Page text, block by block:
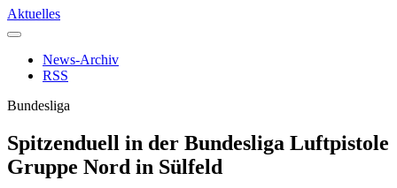
Aktuelles
News-Archiv
RSS
Bundesliga
Spitzenduell in der Bundesliga Luftpistole
Gruppe Nord in Sülfeld